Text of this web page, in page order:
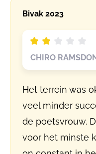
Bivak 2023
CHIRO
Het terrein was
veel minder
de poetsvrouw.
voor het minste